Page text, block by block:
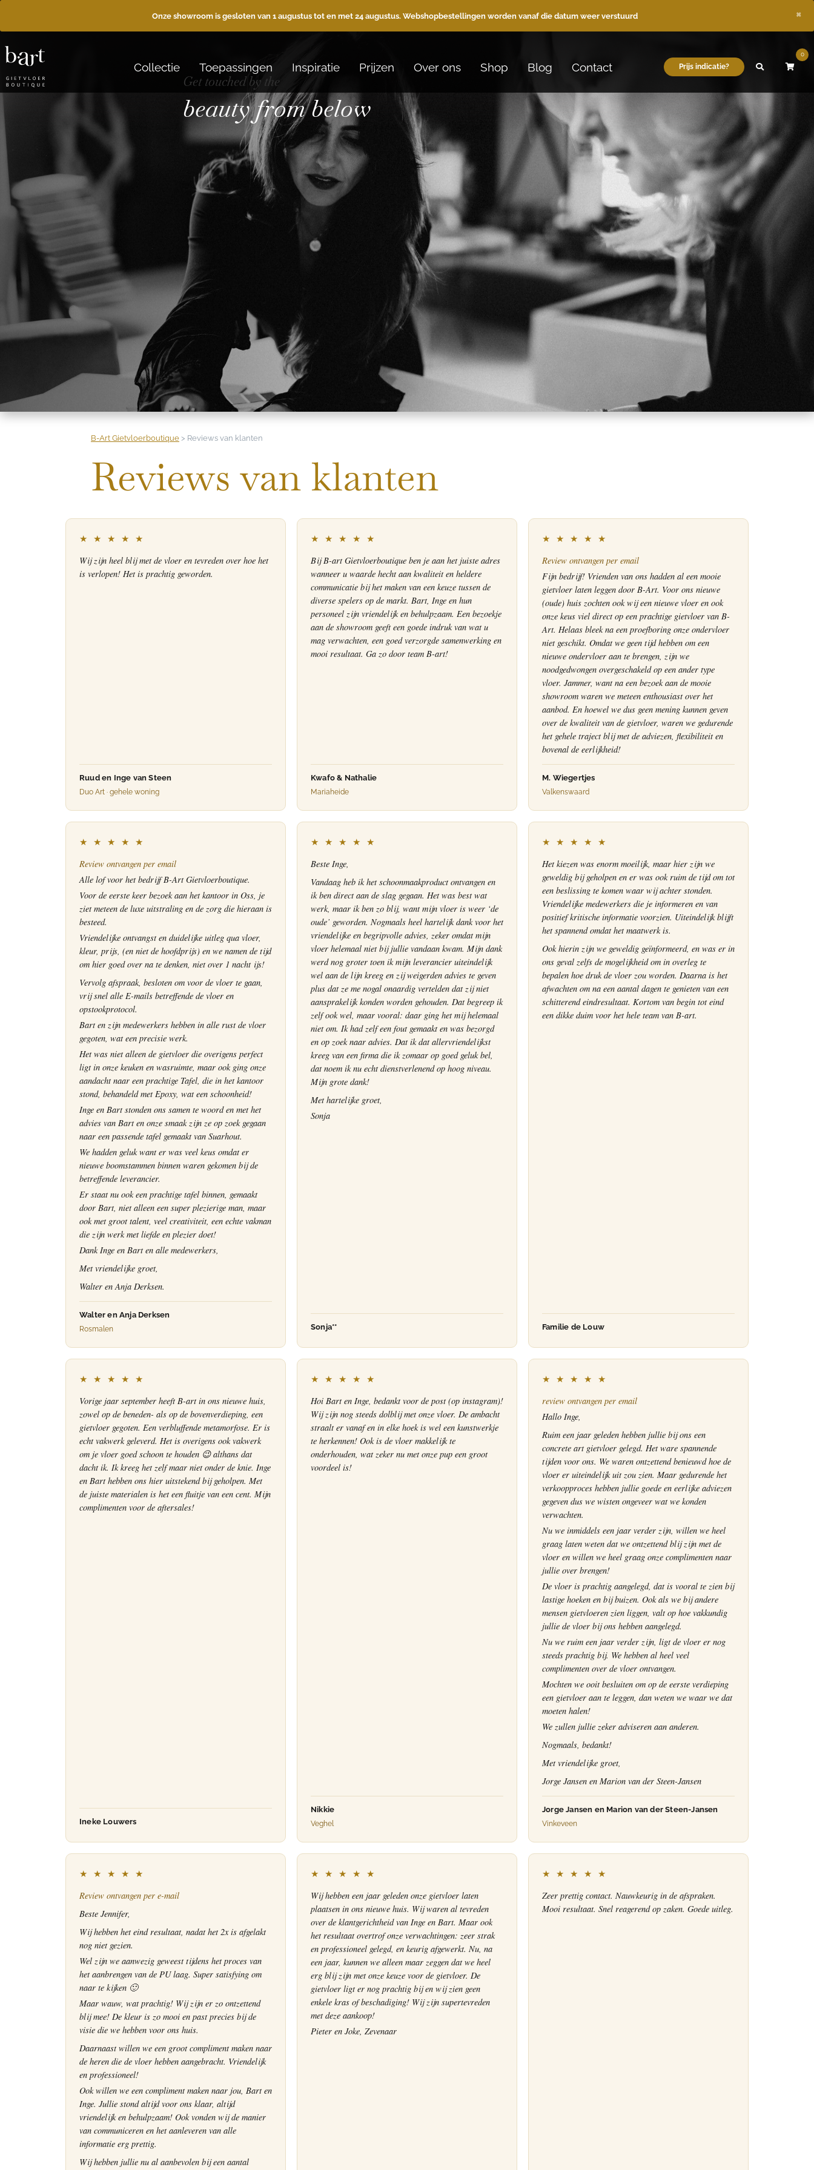
Onze showroom is gesloten van 1 augustus tot en met 24 augustus. Webshopbestellingen worden vanaf die datum weer verstuurd ×
Collectie Toepassingen Inspiratie Prijzen Over ons Shop Blog Contact Prijs indicatie?
0
Get touched by the
beauty from below
B-Art Gietvloerboutique > Reviews van klanten
Reviews van klanten
★ ★ ★ ★ ★
Wij zijn heel blij met de vloer en tevreden over hoe het
is verlopen! Het is prachtig geworden.
Ruud en Inge van Steen
Duo Art · gehele woning
★ ★ ★ ★ ★
Bij B-art Gietvloerboutique ben je aan het juiste adres
wanneer u waarde hecht aan kwaliteit en heldere
communicatie bij het maken van een keuze tussen de
diverse spelers op de markt. Bart, Inge en hun
personeel zijn vriendelijk en behulpzaam. Een bezoekje
aan de showroom geeft een goede indruk van wat u
mag verwachten, een goed verzorgde samenwerking en
mooi resultaat. Ga zo door team B-art!
Kwafo & Nathalie
Mariaheide
★ ★ ★ ★ ★
Review ontvangen per email
Fijn bedrijf! Vrienden van ons hadden al een mooie
gietvloer laten leggen door B-Art. Voor ons nieuwe
(oude) huis zochten ook wij een nieuwe vloer en ook
onze keus viel direct op een prachtige gietvloer van B-
Art. Helaas bleek na een proefboring onze ondervloer
niet geschikt. Omdat we geen tijd hebben om een
nieuwe ondervloer aan te brengen, zijn we
noodgedwongen overgeschakeld op een ander type
vloer. Jammer, want na een bezoek aan de mooie
showroom waren we meteen enthousiast over het
aanbod. En hoewel we dus geen mening kunnen geven
over de kwaliteit van de gietvloer, waren we gedurende
het gehele traject blij met de adviezen, flexibiliteit en
bovenal de eerlijkheid!
M. Wiegertjes
Valkenswaard
★ ★ ★ ★ ★
Review ontvangen per email
Alle lof voor het bedrijf B-Art Gietvloerboutique.
Voor de eerste keer bezoek aan het kantoor in Oss, je
ziet meteen de luxe uitstraling en de zorg die hieraan is
besteed.
Vriendelijke ontvangst en duidelijke uitleg qua vloer,
kleur, prijs, (en niet de hoofdprijs) en we namen de tijd
om hier goed over na te denken, niet over 1 nacht ijs!
Vervolg afspraak, besloten om voor de vloer te gaan,
vrij snel alle E-mails betreffende de vloer en
opstookprotocol.
Bart en zijn medewerkers hebben in alle rust de vloer
gegoten, wat een precisie werk.
Het was niet alleen de gietvloer die overigens perfect
ligt in onze keuken en wasruimte, maar ook ging onze
aandacht naar een prachtige Tafel, die in het kantoor
stond, behandeld met Epoxy, wat een schoonheid!
Inge en Bart stonden ons samen te woord en met het
advies van Bart en onze smaak zijn ze op zoek gegaan
naar een passende tafel gemaakt van Suarhout.
We hadden geluk want er was veel keus omdat er
nieuwe boomstammen binnen waren gekomen bij de
betreffende leverancier.
Er staat nu ook een prachtige tafel binnen, gemaakt
door Bart, niet alleen een super plezierige man, maar
ook met groot talent, veel creativiteit, een echte vakman
die zijn werk met liefde en plezier doet!
Dank Inge en Bart en alle medewerkers,
Met vriendelijke groet,
Walter en Anja Derksen.
Walter en Anja Derksen
Rosmalen
★ ★ ★ ★ ★
Beste Inge,
Vandaag heb ik het schoonmaakproduct ontvangen en
ik ben direct aan de slag gegaan. Het was best wat
werk, maar ik ben zo blij, want mijn vloer is weer ‘de
oude’ geworden. Nogmaals heel hartelijk dank voor het
vriendelijke en begripvolle advies, zeker omdat mijn
vloer helemaal niet bij jullie vandaan kwam. Mijn dank
werd nog groter toen ik mijn leverancier uiteindelijk
wel aan de lijn kreeg en zij weigerden advies te geven
plus dat ze me nogal onaardig vertelden dat zij niet
aansprakelijk konden worden gehouden. Dat begreep ik
zelf ook wel, maar vooral: daar ging het mij helemaal
niet om. Ik had zelf een fout gemaakt en was bezorgd
en op zoek naar advies. Dat ik dat allervriendelijkst
kreeg van een firma die ik zomaar op goed geluk bel,
dat noem ik nu echt dienstverlenend op hoog niveau.
Mijn grote dank!
Met hartelijke groet,
Sonja
Sonja**
★ ★ ★ ★ ★
Het kiezen was enorm moeilijk, maar hier zijn we
geweldig bij geholpen en er was ook ruim de tijd om tot
een beslissing te komen waar wij achter stonden.
Vriendelijke medewerkers die je informeren en van
positief kritische informatie voorzien. Uiteindelijk blijft
het spannend omdat het maatwerk is.
Ook hierin zijn we geweldig geïnformeerd, en was er in
ons geval zelfs de mogelijkheid om in overleg te
bepalen hoe druk de vloer zou worden. Daarna is het
afwachten om na een aantal dagen te genieten van een
schitterend eindresultaat. Kortom van begin tot eind
een dikke duim voor het hele team van B-art.
Familie de Louw
★ ★ ★ ★ ★
Vorige jaar september heeft B-art in ons nieuwe huis,
zowel op de beneden- als op de bovenverdieping, een
gietvloer gegoten. Een verbluffende metamorfose. Er is
echt vakwerk geleverd. Het is overigens ook vakwerk
om je vloer goed schoon te houden 😉 althans dat
dacht ik. Ik kreeg het zelf maar niet onder de knie. Inge
en Bart hebben ons hier uitstekend bij geholpen. Met
de juiste materialen is het een fluitje van een cent. Mijn
complimenten voor de aftersales!
Ineke Louwers
★ ★ ★ ★ ★
Hoi Bart en Inge, bedankt voor de post (op instagram)!
Wij zijn nog steeds dolblij met onze vloer. De ambacht
straalt er vanaf en in elke hoek is wel een kunstwerkje
te herkennen! Ook is de vloer makkelijk te
onderhouden, wat zeker nu met onze pup een groot
voordeel is!
Nikkie
Veghel
★ ★ ★ ★ ★
review ontvangen per email
Hallo Inge,
Ruim een jaar geleden hebben jullie bij ons een
concrete art gietvloer gelegd. Het ware spannende
tijden voor ons. We waren ontzettend benieuwd hoe de
vloer er uiteindelijk uit zou zien. Maar gedurende het
verkoopproces hebben jullie goede en eerlijke adviezen
gegeven dus we wisten ongeveer wat we konden
verwachten.
Nu we inmiddels een jaar verder zijn, willen we heel
graag laten weten dat we ontzettend blij zijn met de
vloer en willen we heel graag onze complimenten naar
jullie over brengen!
De vloer is prachtig aangelegd, dat is vooral te zien bij
lastige hoeken en bij buizen. Ook als we bij andere
mensen gietvloeren zien liggen, valt op hoe vakkundig
jullie de vloer bij ons hebben aangelegd.
Nu we ruim een jaar verder zijn, ligt de vloer er nog
steeds prachtig bij. We hebben al heel veel
complimenten over de vloer ontvangen.
Mochten we ooit besluiten om op de eerste verdieping
een gietvloer aan te leggen, dan weten we waar we dat
moeten halen!
We zullen jullie zeker adviseren aan anderen.
Nogmaals, bedankt!
Met vriendelijke groet,
Jorge Jansen en Marion van der Steen-Jansen
Jorge Jansen en Marion van der Steen-Jansen
Vinkeveen
★ ★ ★ ★ ★
Review ontvangen per e-mail
Beste Jennifer,
Wij hebben het eind resultaat, nadat het 2x is afgelakt
nog niet gezien.
Wel zijn we aanwezig geweest tijdens het proces van
het aanbrengen van de PU laag. Super satisfying om
naar te kijken 🙂
Maar wauw, wat prachtig! Wij zijn er zo ontzettend
blij mee! De kleur is zo mooi en past precies bij de
visie die we hebben voor ons huis.
Daarnaast willen we een groot compliment maken naar
de heren die de vloer hebben aangebracht. Vriendelijk
en professioneel!
Ook willen we een compliment maken naar jou, Bart en
Inge. Jullie stond altijd voor ons klaar, altijd
vriendelijk en behulpzaam! Ook vonden wij de manier
van communiceren en het aanleveren van alle
informatie erg prettig.
Wij hebben jullie nu al aanbevolen bij een aantal
★ ★ ★ ★ ★
Wij hebben een jaar geleden onze gietvloer laten
plaatsen in ons nieuwe huis. Wij waren al tevreden
over de klantgerichtheid van Inge en Bart. Maar ook
het resultaat overtrof onze verwachtingen: zeer strak
en professioneel gelegd, en keurig afgewerkt. Nu, na
een jaar, kunnen we alleen maar zeggen dat we heel
erg blij zijn met onze keuze voor de gietvloer. De
gietvloer ligt er nog prachtig bij en wij zien geen
enkele kras of beschadiging! Wij zijn supertevreden
met deze aankoop!
Pieter en Joke, Zevenaar
★ ★ ★ ★ ★
Zeer prettig contact. Nauwkeurig in de afspraken.
Mooi resultaat. Snel reagerend op zaken. Goede uitleg.